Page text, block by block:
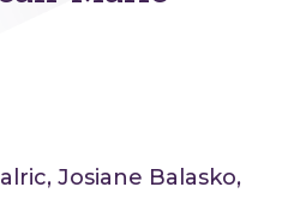
Josiane Balasko,